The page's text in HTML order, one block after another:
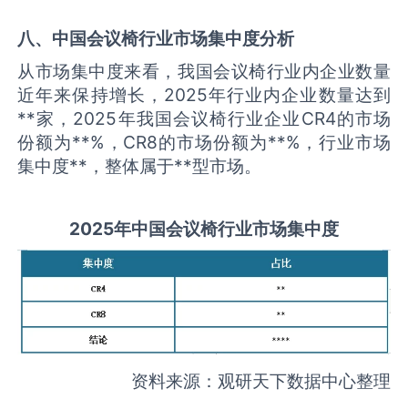
八、中国会议椅行业市场集中度分析
从市场集中度来看，我国会议椅行业内企业数量
近年来保持增长，2025年行业内企业数量达到
**家，2025年我国会议椅行业企业CR4的市场
份额为**%，CR8的市场份额为**%，行业市场
集中度**，整体属于**型市场。
2025年中国会议椅行业市场集中度
资料来源：观研天下数据中心整理